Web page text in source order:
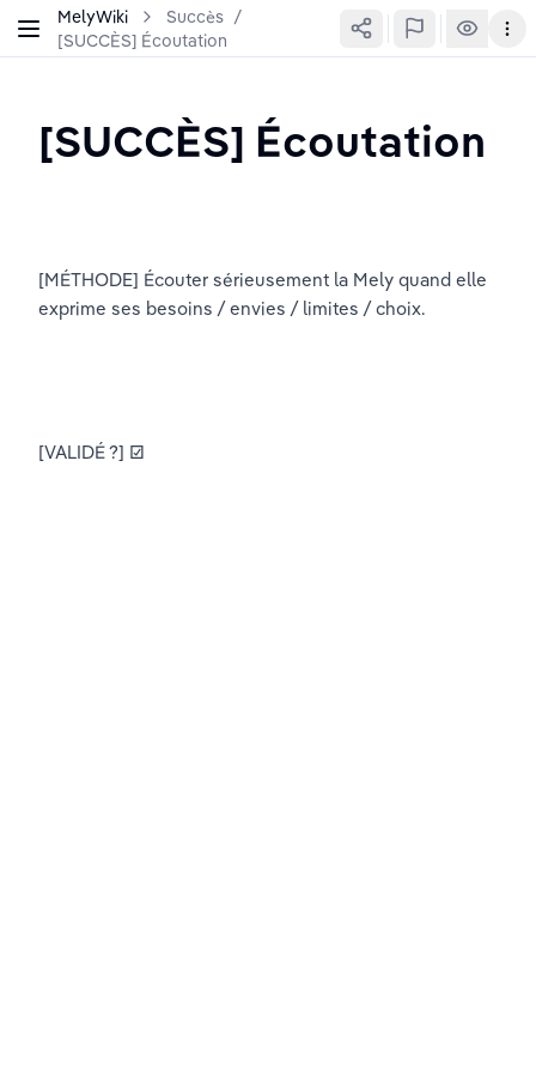
MelyWiki Succès /
[SUCCÈS] Écoutation
[SUCCÈS] Écoutation
[MÉTHODE] Écouter sérieusement la Mely quand elle
exprime ses besoins / envies / limites / choix.
[VALIDÉ ?] ☑️